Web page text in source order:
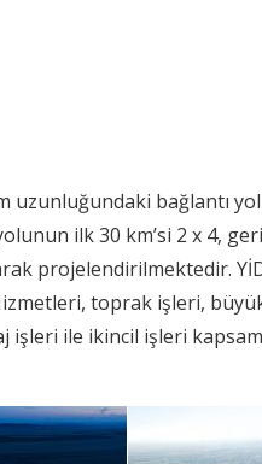
bağlantı
ilk 30 km’si 2 x 4, geri
projelendirilmektedir.
toprak işleri,
işleri ile ikincil işleri